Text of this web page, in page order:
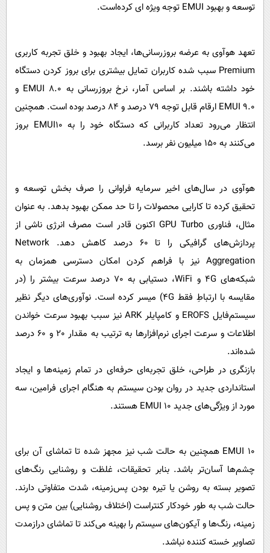
توسعه و بهبود EMUI توجه ویژه ای کرده‌است.
تعهد هوآوی به عرضه بروزرسانی‌ها، ایجاد بهبود و خلق تجربه کاربری
Premium سبب شده کاربران تمایل بیشتری برای بروز کردن دستگاه
خود داشته باشند. بر اساس آمار، نرخ بروزرسانی به EMUI 8.0 و
EMUI 9.0 ارقام قابل توجه 79 درصد و 84 درصد بوده است. همچنین
انتظار می‌رود تعداد کاربرانی که دستگاه خود را به EMUI10 بروز
می‌کنند به 150 میلیون نفر برسد.
هوآوی در سال‌های اخیر سرمایه فراوانی را صرف بخش توسعه و
تحقیق کرده تا کارایی محصولات را تا حد ممکن بهبود بدهد. به عنوان
مثال، فناوری GPU Turbo اکنون قادر است مصرف انرژی ناشی از
پردازش‌های گرافیکی را تا 60 درصد کاهش دهد. Network
Aggregation نیز با فراهم کردن امکان دسترسی همزمان به
شبکه‌های 4G و WiFi، دستیابی به 70 درصد سرعت بیشتر را (در
مقایسه با ارتباطِ فقط 4G) میسر کرده است. نوآوری‌های دیگر نظیر
سیستم‌فایل EROFS و کامپایلر ARK نیز سبب بهبود سرعت خواندن
اطلاعات و سرعت اجرای نرم‌افزارها به ترتیب به مقدار 20 و 60 درصد
شده‌اند.
بازنگری در طراحی، خلق تجربه‌ای حرفه‌ای در تمام زمینه‌ها و ایجاد
استانداردی جدید در روان بودن سیستم به هنگام اجرای فرامین، سه
مورد از ویژگی‌های جدید EMUI 10 هستند.
EMUI 10 همچنین به حالت شب نیز مجهز شده تا تماشای آن برای
چشم‌ها آسان‌تر باشد. بنابر تحقیقات، غلظت و روشنایی رنگ‌های
تصویر بسته به روشن یا تیره بودن پس‌زمینه، شدت متفاوتی دارند.
حالت شب به طور خودکار کنتراست (اختلاف روشنایی) بین متن و پس
زمینه، رنگ‌ها و آیکون‌های سیستم را بهینه می‌کند تا تماشای درازمدت
تصاویر خسته کننده نباشد.